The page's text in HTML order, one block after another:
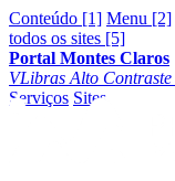
Conteúdo [1] Menu [2]
todos os sites [5]
Portal Montes Claros
VLibras Alto Contraste
Serviços Sites